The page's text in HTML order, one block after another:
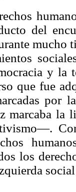
del
mucho
y la
que fue
por
la
los